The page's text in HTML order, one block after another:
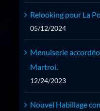
Relooking pour La
05/12/2024
Menuiserie
Martroi.
12/24/2023
Nouvel Habillage